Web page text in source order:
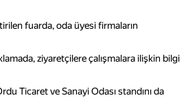
fuarda, oda üyesi firmaların
ziyaretçilere çalışmalara ilişkin bilgi
Ticaret ve Sanayi Odası standını da